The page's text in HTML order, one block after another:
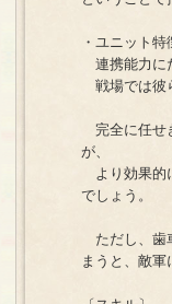
・ユニット特
連携能力に
戦場では彼
完全に任せ
が、
より効果的
でしょう。
ただし、歯
まうと、敵軍